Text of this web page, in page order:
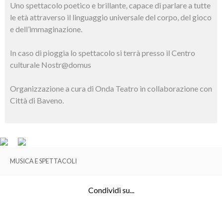
Uno spettacolo poetico e brillante, capace di parlare a tutte
le età attraverso il linguaggio universale del corpo, del gioco
e dell’immaginazione.
In caso di pioggia lo spettacolo si terrà presso il Centro
culturale Nostr@domus
Organizzazione a cura di Onda Teatro in collaborazione con
Città di Baveno.
MUSICA E SPETTACOLI
Condividi su...